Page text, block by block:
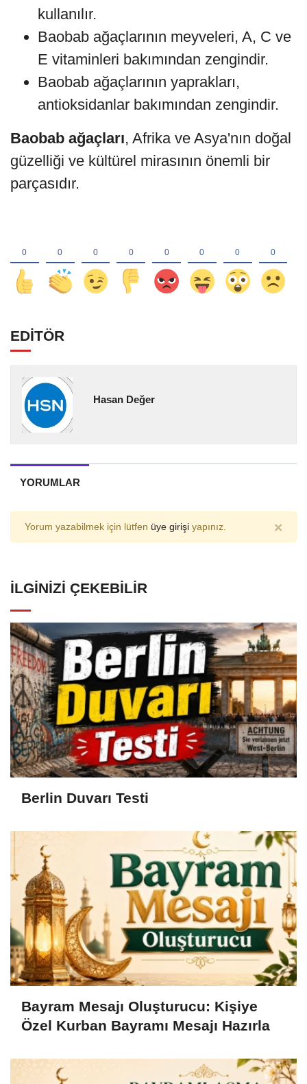
kullanılır.
Baobab ağaçlarının meyveleri, A, C ve
E vitaminleri bakımından zengindir.
Baobab ağaçlarının yaprakları,
antioksidanlar bakımından zengindir.
Baobab ağaçları, Afrika ve Asya'nın doğal
güzelliği ve kültürel mirasının önemli bir
parçasıdır.
EDİTÖR
Hasan Değer
YORUMLAR
Yorum yazabilmek için lütfen üye girişi yapınız. ×
İLGINIZI ÇEKEBILIR
Berlin Duvarı Testi
Bayram Mesajı Oluşturucu: Kişiye
Özel Kurban Bayramı Mesajı Hazırla